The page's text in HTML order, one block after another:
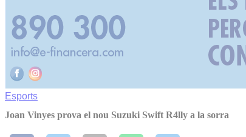
Esports
Joan Vinyes prova el nou Suzuki Swift R4lly a la sorra